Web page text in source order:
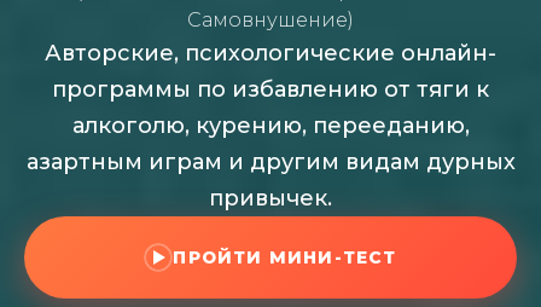
Самовнушение)
Авторские, психологические онлайн-
программы по избавлению от тяги к
алкоголю, курению, перееданию,
азартным играм и другим видам дурных
привычек.
ПРОЙТИ МИНИ-ТЕСТ